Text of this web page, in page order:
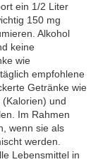
ein 1/2 Liter
150 mg
Alkohol
keine
wie
empfohlene
Getränke wie
und
Im Rahmen
wenn sie als
werden.
Lebensmittel in